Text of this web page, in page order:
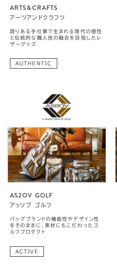
ARTS&CRAFTS
アーツアンドクラフツ
誇りある手仕事で生まれる現代の感性
と伝統的な職人技の融合を目指したレ
ザーグッズ
AUTHENTIC
AS2OV GOLF
アッソブ ゴルフ
バッグブランドの機能性やデザイン性
をそのままに、素材にもこだわったゴ
ルフプロダクト
ACTIVE